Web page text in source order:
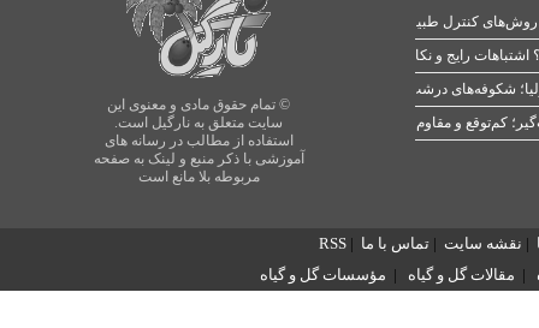
© تمام حقوق مادی و معنوی این
سایت متعلق به نارگیل است.
استفاده از مطالب در رسانه های
آموزشی با ذکر منبع و لینک به صفحه
مربوطه بلا مانع است
رایج و نکات طلایی
شکوفه‌های درشت در بهار
| نقشه سایت | تماس با ما |
RSS
| مقالات گل و گیاه | مؤسسات گل و گیاه